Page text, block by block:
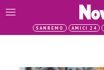
SANREMO AMICI 24